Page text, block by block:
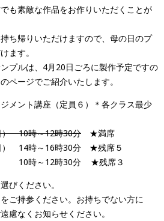
も素敵な作品をお作りいただくことが
ち帰りいただけますので、母の日のプ
ます。
プルは、4月20日ごろに製作予定ですの
ページでご紹介いたします。
メント講座（定員６）＊各クラス最少
） 10時～12時30分 ★満席
） 14時～16時30分 ★残席５
時～12時30分 ★残席３
びください。
ご持参ください。お持ちでない方に
慮なくお知らせください。